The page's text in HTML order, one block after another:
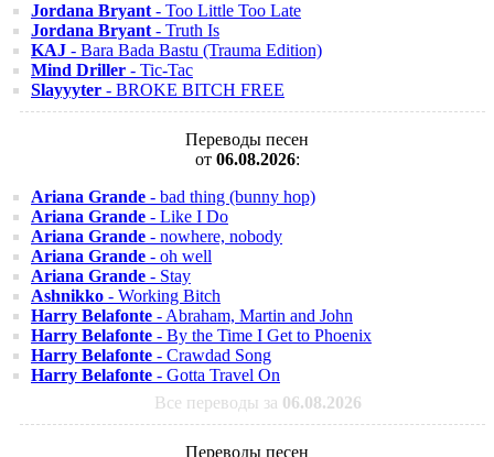
Jordana Bryant - Too Little Too Late
Jordana Bryant - Truth Is
KAJ - Bara Bada Bastu (Trauma Edition)
Mind Driller - Tic-Tac
Slayyyter - BROKE BITCH FREE
Переводы песен
от 06.08.2026:
Ariana Grande - bad thing (bunny hop)
Ariana Grande - Like I Do
Ariana Grande - nowhere, nobody
Ariana Grande - oh well
Ariana Grande - Stay
Ashnikko - Working Bitch
Harry Belafonte - Abraham, Martin and John
Harry Belafonte - By the Time I Get to Phoenix
Harry Belafonte - Crawdad Song
Harry Belafonte - Gotta Travel On
Все переводы за 06.08.2026
Переводы песен